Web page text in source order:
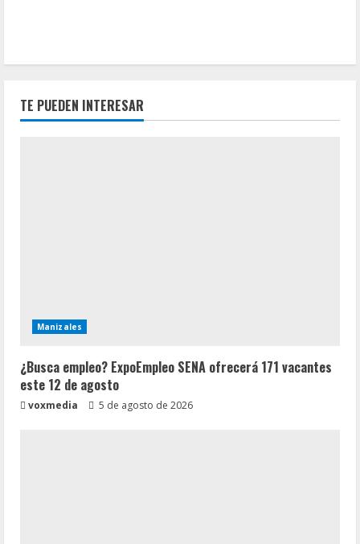
TE PUEDEN INTERESAR
Manizales
¿Busca empleo? ExpoEmpleo SENA ofrecerá 171 vacantes
este 12 de agosto
voxmedia 5 de agosto de 2026